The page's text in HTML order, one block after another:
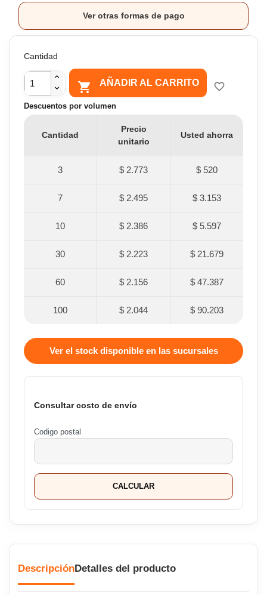
Ver otras formas de pago
Cantidad
 AÑADIR AL CARRITO favorite_border
Descuentos por volumen
Cantidad
Precio
unitario
Usted ahorra
3 $ 2.773 $ 520
7 $ 2.495 $ 3.153
10 $ 2.386 $ 5.597
30 $ 2.223 $ 21.679
60 $ 2.156 $ 47.387
100 $ 2.044 $ 90.203
Ver el stock disponible en las sucursales
Consultar costo de envío
Codigo postal
CALCULAR
DescripciónDetalles del producto